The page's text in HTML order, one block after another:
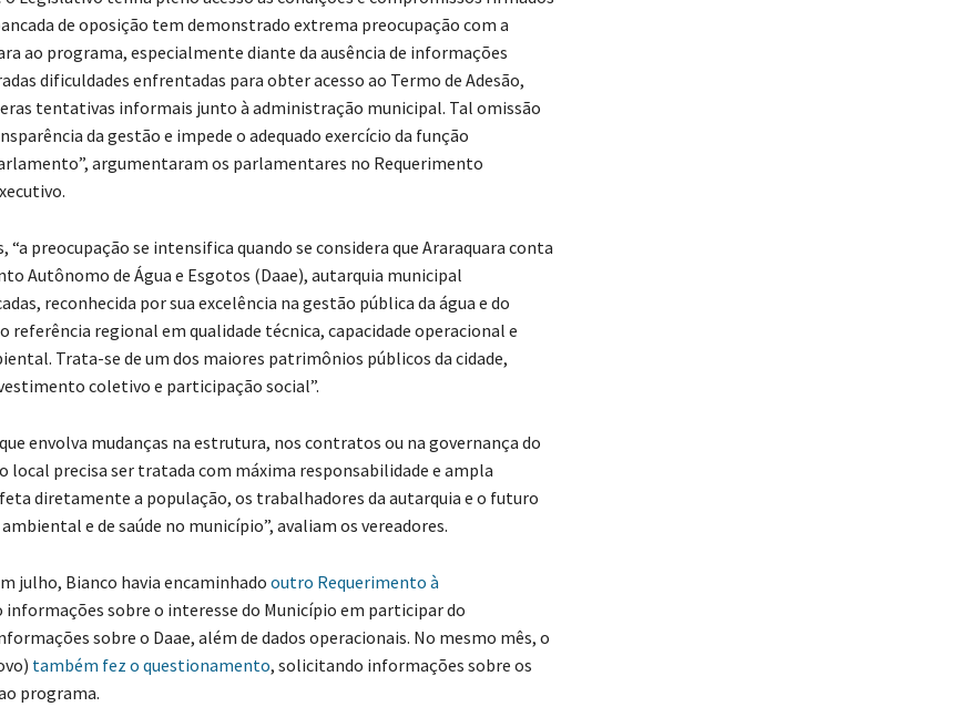
de oposição tem demonstrado extrema preocupação com a
ao programa, especialmente diante da ausência de informações
dificuldades enfrentadas para obter acesso ao Termo de Adesão,
tentativas informais junto à administração municipal. Tal omissão
da gestão e impede o adequado exercício da função
argumentaram os parlamentares no Requerimento
“a preocupação se intensifica quando se considera que Araraquara conta
Autônomo de Água e Esgotos (Daae), autarquia municipal
reconhecida por sua excelência na gestão pública da água e do
referência regional em qualidade técnica, capacidade operacional e
Trata-se de um dos maiores patrimônios públicos da cidade,
coletivo e participação social”.
envolva mudanças na estrutura, nos contratos ou na governança do
local precisa ser tratada com máxima responsabilidade e ampla
diretamente a população, os trabalhadores da autarquia e o futuro
e de saúde no município”, avaliam os vereadores.
julho, Bianco havia encaminhado outro Requerimento à
informações sobre o interesse do Município em participar do
sobre o Daae, além de dados operacionais. No mesmo mês, o
também fez o questionamento, solicitando informações sobre os
programa.